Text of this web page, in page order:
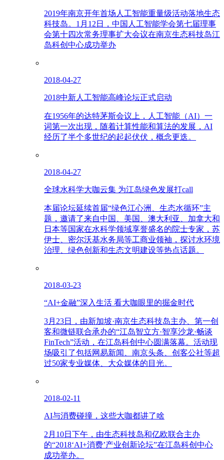
2019年南京开年首场人工智能重量级活动落地生态
科技岛。1月12日，中国人工智能学会第七届理事
会第十四次常务理事扩大会议在南京生态科技岛江
岛科创中心成功举办
2018-04-27
2018中新人工智能高峰论坛正式启动
在1956年的达特茅斯会议上，人工智能（AI）一
词第一次出现，随着计算性能和算法的发展，AI
经历了半个多世纪的起起伏伏，概念更迭。
2018-04-27
全球水科学大咖云集 为江岛绿色发展打call
本届论坛延续首届“绿色江心洲、生态水循环”主
题，邀请了来自中国、美国、澳大利亚、加拿大和
日本等国家在水科学领域享誉盛名的院士专家，苏
伊士、密尔沃基水务局等工商业领袖，探讨水环境
治理、绿色创新和生态文明建设等热点话题。
2018-03-23
“AI+金融”深入生活 看大咖眼里的掘金时代
3月23日，由新加坡·南京生态科技岛主办、第一创
客和微链联合承办的“江岛智立方·智享沙龙·畅谈
FinTech”活动，在江岛科创中心圆满落幕。活动现
场吸引了包括网易新闻、南京头条、创客公社等超
过50家专业媒体、大众媒体的目光。
2018-02-11
AI与消费碰撞，这些大咖都讲了啥
2月10日下午，由生态科技岛和亿欧联合主办
的“2018‘AI+消费’产业创新论坛”在江岛科创中心
成功举办。